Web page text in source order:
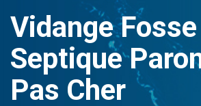
Vidange Fosse
Septique
Pas Cher